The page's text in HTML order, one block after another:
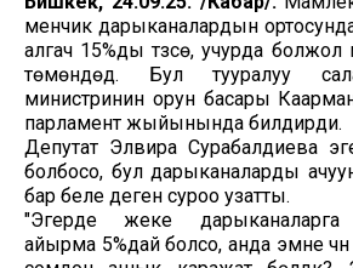
менчик дарыканалардын
алгач 15%ды түзсө, учурда
төмөндөдү. Бул тууралуу
министринин орун басары
парламент жыйынында билдирди.
Депутат Элвира Сурабалдиева
болбосо, бул дарыканаларды
бар беле деген суроо узатты.
"Эгерде жеке дарыканаларга
айырма 5%дай болсо, анда эмне